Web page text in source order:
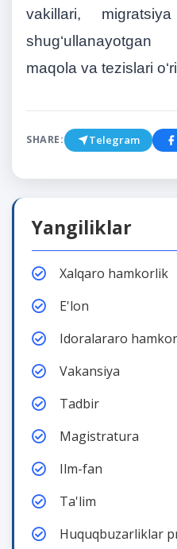
vakillari,
maqola va tezislari
SHARE: Telegram
Yangiliklar
Xalqaro hamkorlik
E'lon
Idoralararo
Vakansiya
Tadbir
Magistratura
Ilm-fan
Ta'lim
Huquqbuzarliklar